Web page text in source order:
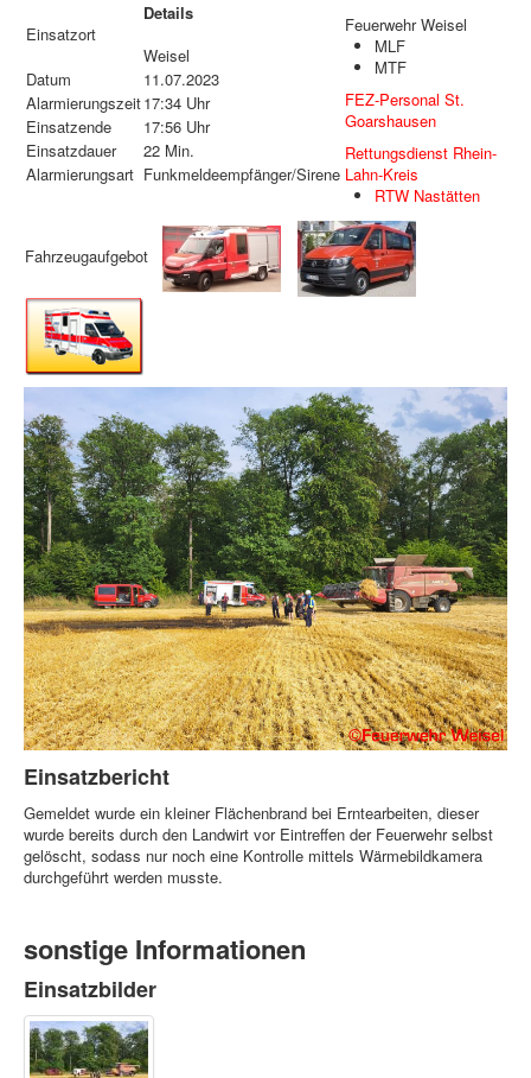
Einsatzort
Details
Weisel
Datum
11.07.2023
Alarmierungszeit17:34 Uhr
Einsatzende
17:56 Uhr
Einsatzdauer
22 Min.
Alarmierungsart Funkmeldeempfänger/Sirene
Feuerwehr Weisel
MLF
MTF
FEZ-Personal St.
Goarshausen
Rettungsdienst Rhein-
Lahn-Kreis
RTW Nastätten
Fahrzeugaufgebot
Einsatzbericht
Gemeldet wurde ein kleiner Flächenbrand bei Erntearbeiten, dieser
wurde bereits durch den Landwirt vor Eintreffen der Feuerwehr selbst
gelöscht, sodass nur noch eine Kontrolle mittels Wärmebildkamera
durchgeführt werden musste.
sonstige Informationen
Einsatzbilder